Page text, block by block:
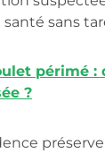
sans
périmé :
?